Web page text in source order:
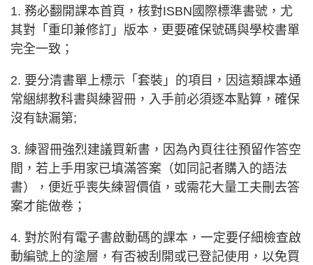
1. 務必翻開課本首頁，核對ISBN國際標準書號，尤
其對「重印兼修訂」版本，更要確保號碼與學校書單
完全一致；
2. 要分清書單上標示「套裝」的項目，因這類課本通
常綑綁教科書與練習冊，入手前必須逐本點算，確保
沒有缺漏第;
3. 練習冊強烈建議買新書，因為內頁往往預留作答空
間，若上手用家已填滿答案（如同記者購入的語法
書），便近乎喪失練習價值，或需花大量工夫刪去答
案才能做卷；
4. 對於附有電子書啟動碼的課本，一定要仔細檢查啟
動編號上的塗層，有否被刮開或已登記使用，以免買